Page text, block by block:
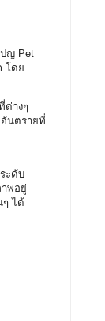
ญ Pet
โดย
ต่างๆ
นตรายที่
ะดับ
พอยู่
ๆ ได้